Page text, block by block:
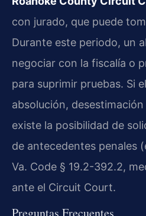
con jurado, que puede
Durante este periodo, un
negociar con la fiscalía o
para suprimir pruebas. Si
absolución, desestimación
existe la posibilidad de
de antecedentes penales (
Va. Code § 19.2-392.2,
ante el Circuit Court.
Preguntas Frecuentes